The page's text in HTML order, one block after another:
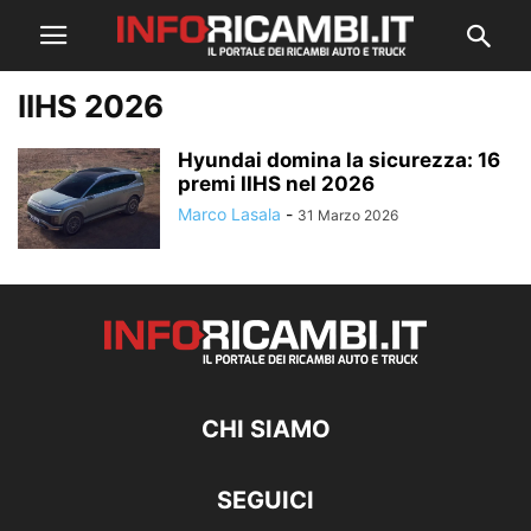
IIHS 2026
Hyundai domina la sicurezza: 16
premi IIHS nel 2026
Marco Lasala - 31 Marzo 2026
CHI SIAMO
SEGUICI